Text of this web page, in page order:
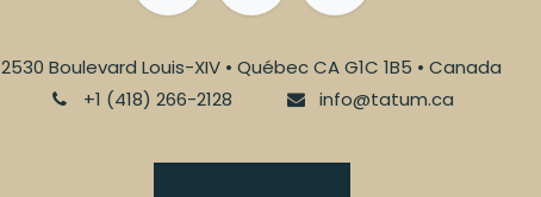
2530 Boulevard Louis-XIV • Québec CA G1C 1B5 • Canada
+1 (418) 266-2128
info@tatum.ca